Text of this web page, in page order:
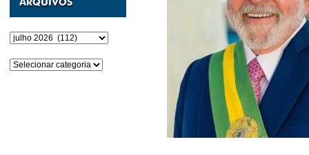
Arquivos
Categorias